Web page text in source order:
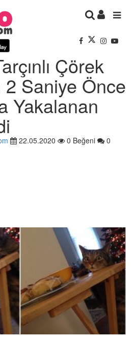
Çörek
2 Saniye Önce
Yakalanan
22.05.2020 0 Beğeni
0